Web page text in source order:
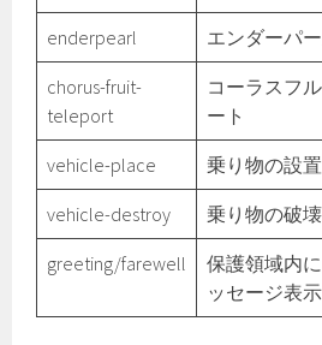
enderpearl エンダーパ
chorus-fruit-
teleport
コーラスフ
ート
vehicle-place 乗り物の設置
vehicle-destroy 乗り物の破壊
greeting/farewell
保護領域内
ッセージ表示